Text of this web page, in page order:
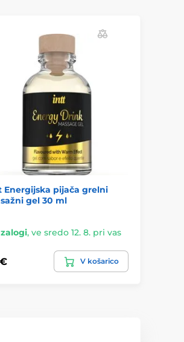
Energijska pijača grelni
gel 30 ml
, ve sredo 12. 8. pri vas
V košarico